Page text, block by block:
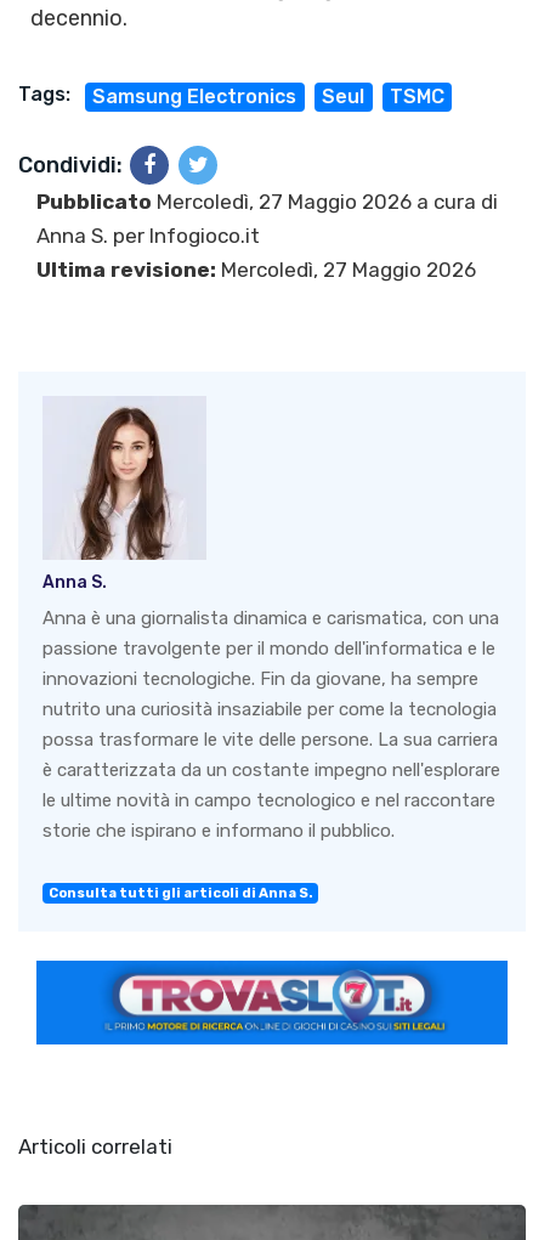
decennio.
Tags: Samsung Electronics Seul TSMC
Condividi:
Pubblicato Mercoledì, 27 Maggio 2026 a cura di
Anna S. per Infogioco.it
Ultima revisione: Mercoledì, 27 Maggio 2026
Anna S.
Anna è una giornalista dinamica e carismatica, con una
passione travolgente per il mondo dell'informatica e le
innovazioni tecnologiche. Fin da giovane, ha sempre
nutrito una curiosità insaziabile per come la tecnologia
possa trasformare le vite delle persone. La sua carriera
è caratterizzata da un costante impegno nell'esplorare
le ultime novità in campo tecnologico e nel raccontare
storie che ispirano e informano il pubblico.
Consulta tutti gli articoli di Anna S.
Articoli correlati